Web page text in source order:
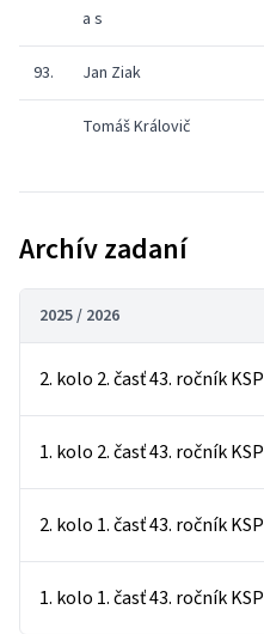
a s
93. Jan Ziak
Tomáš Královič
Archív zadaní
2025 / 2026
2. kolo 2. časť 43. ročník KSP
1. kolo 2. časť 43. ročník KSP
2. kolo 1. časť 43. ročník KSP
1. kolo 1. časť 43. ročník KSP